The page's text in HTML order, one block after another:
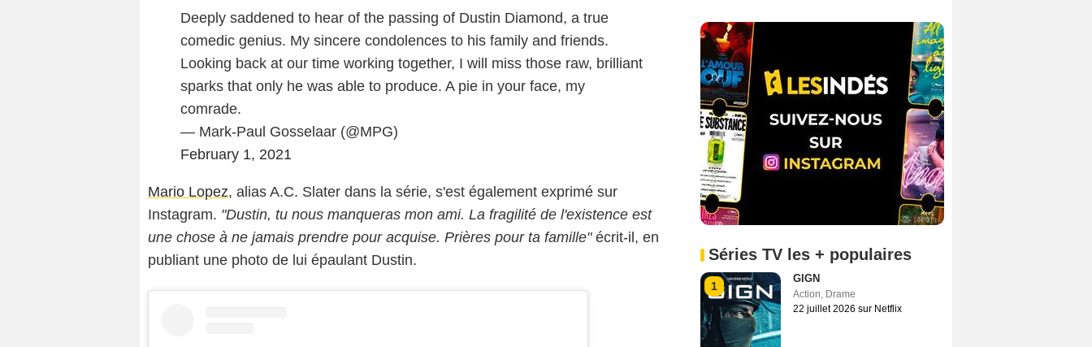
Deeply saddened to hear of the passing of Dustin Diamond, a true
comedic genius. My sincere condolences to his family and friends.
Looking back at our time working together, I will miss those raw, brilliant
sparks that only he was able to produce. A pie in your face, my
comrade.
— Mark-Paul Gosselaar (@MPG)
February 1, 2021
Mario Lopez, alias A.C. Slater dans la série, s'est également exprimé sur
Instagram. "Dustin, tu nous manqueras mon ami. La fragilité de l'existence est
une chose à ne jamais prendre pour acquise. Prières pour ta famille"écrit-il, en
publiant une photo de lui épaulant Dustin.
Séries TV les + populaires
1
GIGN
Action Drame
22 juillet 2026 sur Netflix